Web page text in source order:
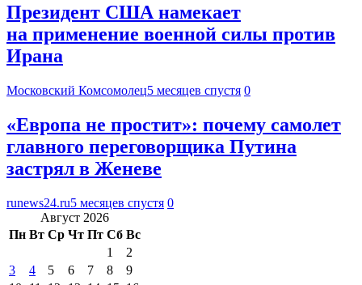
Президент США намекает
на применение военной силы против
Ирана
Московский Комсомолец5 месяцев спустя 0
«Европа не простит»: почему самолет
главного переговорщика Путина
застрял в Женеве
runews24.ru5 месяцев спустя 0
Август 2026
Пн Вт Ср Чт Пт Сб Вс
1
2
3
4 5 6 7 8
9